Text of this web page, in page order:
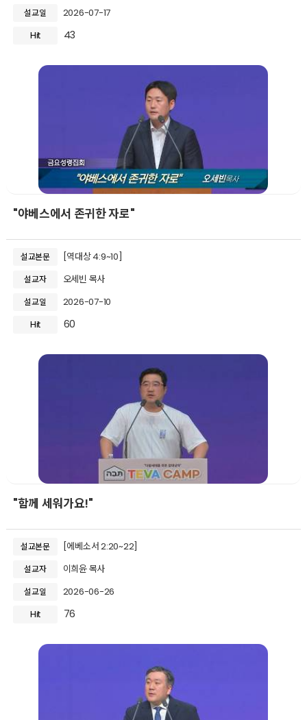
설교일
2026-07-17
Hit
43
"야베스에서 존귀한 자로"
설교본문 [역대상 4:9~10]
설교자 오세빈 목사
설교일
2026-07-10
Hit
60
"함께 세워가요!"
설교본문 [에베소서 2:20~22]
설교자 이희윤 목사
설교일
2026-06-26
Hit
76